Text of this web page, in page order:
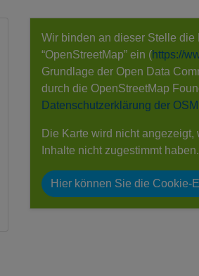
Wir binden an dieser Stelle
“OpenStreetMap” ein (https://
Grundlage der Open Data
durch die OpenStreetMap
Datenschutzerklärung der
Die Karte wird nicht
Inhalte nicht zugestimmt haben.
Hier können Sie die Cookie-